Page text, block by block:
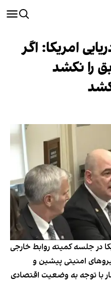
امریکا: اگر
را نکشد
در جلسه کمیته روابط خارجی
امنیتی پیشین و
با توجه به وضعیت اقتصادی